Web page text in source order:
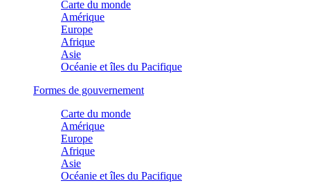
Carte du monde
Amérique
Europe
Afrique
Asie
Océanie et îles du Pacifique
Formes de gouvernement
Carte du monde
Amérique
Europe
Afrique
Asie
Océanie et îles du Pacifique